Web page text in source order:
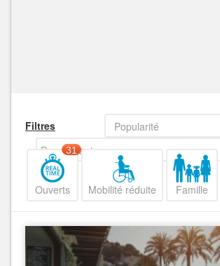
Filtres
Popularité
Decroissant
Ouverts
31
Mobilité réduite Famille